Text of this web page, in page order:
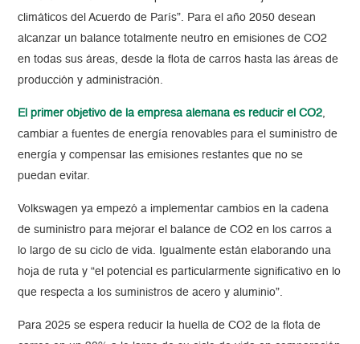
climáticos del Acuerdo de París”. Para el año 2050 desean
alcanzar un balance totalmente neutro en emisiones de CO2
en todas sus áreas, desde la flota de carros hasta las áreas de
producción y administración.
El primer objetivo de la empresa alemana es reducir el CO2,
cambiar a fuentes de energía renovables para el suministro de
energía y compensar las emisiones restantes que no se
puedan evitar.
Volkswagen ya empezó a implementar cambios en la cadena
de suministro para mejorar el balance de CO2 en los carros a
lo largo de su ciclo de vida. Igualmente están elaborando una
hoja de ruta y “el potencial es particularmente significativo en lo
que respecta a los suministros de acero y aluminio”.
Para 2025 se espera reducir la huella de CO2 de la flota de